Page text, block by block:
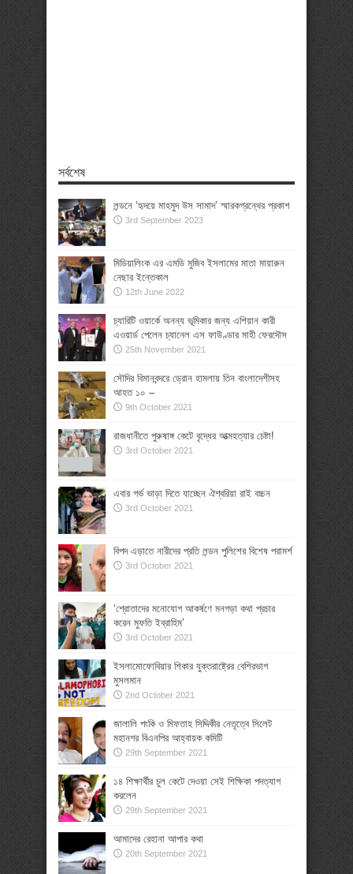
সর্বশেষ
লন্ডনে ‘হৃদয়ে মাহমুদ উস সামাদ’ স্মারকগ্রন্থের প্রকাশ
3rd September 2023
মিডিয়ালিংক এর এমডি মুজিব ইসলামের মাতা মায়ারুন
নেছার ইন্তেকাল
12th June 2022
চ্যারিটি ওয়ার্কে অনন্য ভূমিকার জন্য এশিয়ান কারী
এওয়ার্ড পেলেন চ্যানেল এস ফাউণ্ডার মাহী ফেরদৌস
25th November 2021
সৌদির বিমানবন্দরে ড্রোন হামলায় তিন বাংলাদেশীসহ
আহত ১০ –
9th October 2021
রাজধানীতে পুরুষাঙ্গ কেটে বৃদ্ধের আত্মহত্যার চেষ্টা!
3rd October 2021
এবার গর্ভ ভাড়া দিতে যাচ্ছেন ঐশ্বরিয়া রাই বচ্চন
3rd October 2021
বিপদ এড়াতে নারীদের প্রতি লন্ডন পুলিশের বিশেষ পরামর্শ
3rd October 2021
‘শ্রোতাদের মনোযোগ আকর্ষণে মনগড়া কথা প্রচার
করেন মুফতি ইব্রাহিম’
3rd October 2021
ইসলামোফোবিয়ার শিকার যুক্তরাষ্ট্রের বেশিরভাগ
মুসলমান
2nd October 2021
জালালি পংকি ও মিফতাহ সিদ্দিকীর নেতৃত্বে সিলেট
মহানগর বিএনপির আহ্বায়ক কমিটি
29th September 2021
১৪ শিক্ষার্থীর চুল কেটে দেওয়া সেই শিক্ষিকা পদত্যাগ
করলেন
29th September 2021
আমাদের রেহানা আপার কথা
20th September 2021